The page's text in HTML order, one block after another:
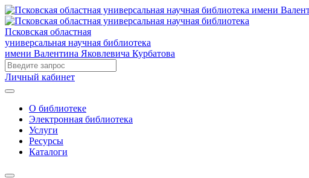
Псковская областная
универсальная научная библиотека
имени Валентина Яковлевича Курбатова
Личный кабинет
О библиотеке
Электронная библиотека
Услуги
Ресурсы
Каталоги